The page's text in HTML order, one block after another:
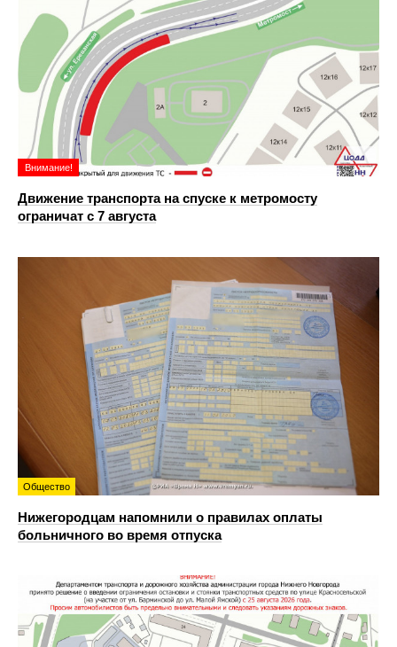
Внимание!
Движение транспорта на спуске к метромосту
ограничат с 7 августа
Общество
Нижегородцам напомнили о правилах оплаты
больничного во время отпуска